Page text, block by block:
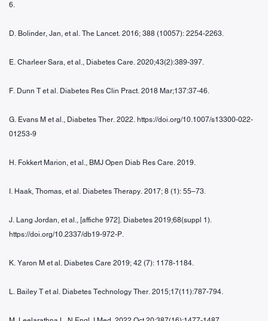
6.
D. Bolinder, Jan, et al. The Lancet. 2016; 388 (10057): 2254-2263.
E. Charleer Sara, et al., Diabetes Care. 2020;43(2):389-397.
F. Dunn T et al. Diabetes Res Clin Pract. 2018 Mar;137:37-46.
G. Evans M et al., Diabetes Ther. 2022. https://doi.org/10.1007/s13300-022-
01253-9
H. Fokkert Marion, et al., BMJ Open Diab Res Care. 2019.
I. Haak, Thomas, et al. Diabetes Therapy. 2017; 8 (1): 55–73.
J. Lang Jordan, et al., [affiche 972]. Diabetes 2019;68(suppl 1).
https://doi.org/10.2337/db19-972-P.
K. Yaron M et al. Diabetes Care 2019; 42 (7): 1178-1184.
L. Bailey T et al. Diabetes Technology Ther. 2015;17(11):787-794.